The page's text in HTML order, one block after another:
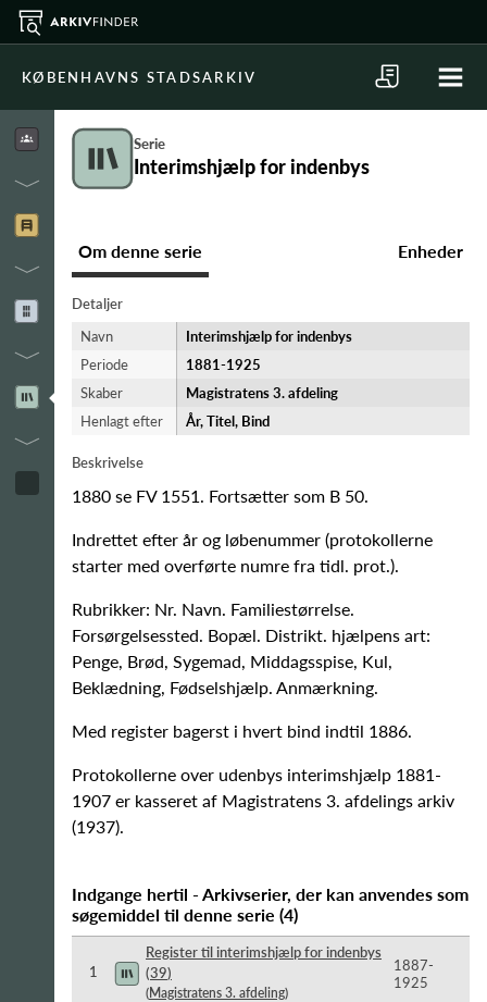
KØBENHAVNS STADSARKIV
Serie
Interimshjælp for indenbys
Om denne serie Enheder
Detaljer
Navn
Interimshjælp for indenbys
Periode
1881-​1925
Skaber
Magistratens 3. afdeling
Henlagt efter
År, Titel, Bind
Beskrivelse
1880 se FV 1551. Fortsætter som B 50.
Indrettet efter år og løbenummer (protokollerne
starter med overførte numre fra tidl. prot.).
Rubrikker: Nr. Navn. Familiestørrelse.
Forsørgelsessted. Bopæl. Distrikt. hjælpens art:
Penge, Brød, Sygemad, Middagsspise, Kul,
Beklædning, Fødselshjælp. Anmærkning.
Med register bagerst i hvert bind indtil 1886.
Protokollerne over udenbys interimshjælp 1881-
1907 er kasseret af Magistratens 3. afdelings arkiv
(1937).
Indgange hertil - Arkivserier, der kan anvendes som
søgemiddel til denne serie (4)
1
Register til interimshjælp for indenbys
(39)
(Magistratens 3. afdeling)
1887-​
1925